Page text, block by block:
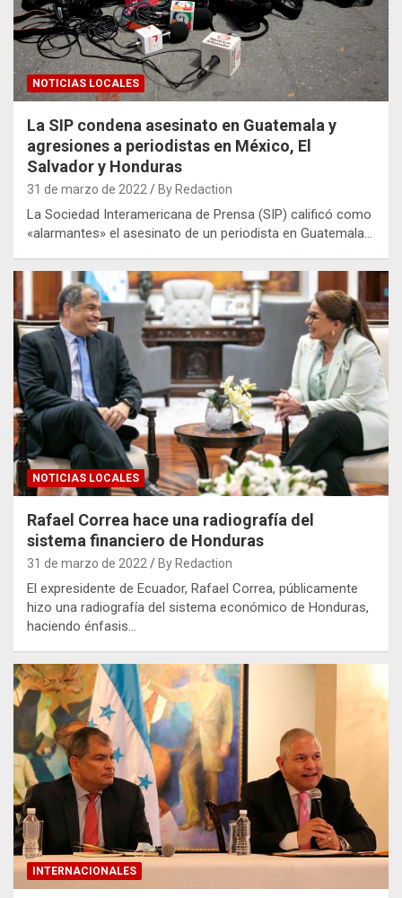
NOTICIAS LOCALES
La SIP condena asesinato en Guatemala y
agresiones a periodistas en México, El
Salvador y Honduras
31 de marzo de 2022 By Redaction
La Sociedad Interamericana de Prensa (SIP) calificó como
«alarmantes» el asesinato de un periodista en Guatemala…
NOTICIAS LOCALES
Rafael Correa hace una radiografía del
sistema financiero de Honduras
31 de marzo de 2022 By Redaction
El expresidente de Ecuador, Rafael Correa, públicamente
hizo una radiografía del sistema económico de Honduras,
haciendo énfasis…
INTERNACIONALES